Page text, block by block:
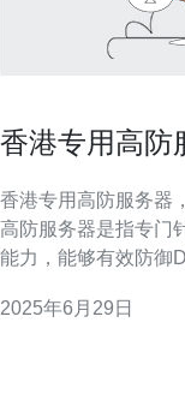
香港专用高防
香港专用高防服务器，稳
高防服务器是指专门
能力，能够有效防御
器采用优质硬件设备
2025年6月29日